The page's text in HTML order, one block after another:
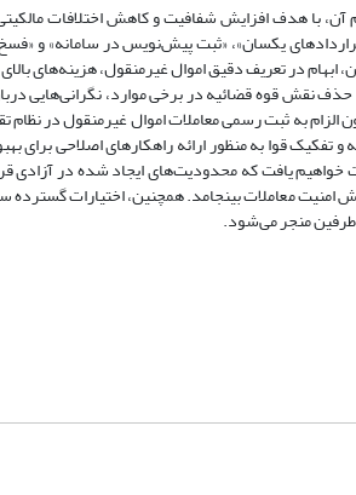
آن، با هدف افزایش شفافیت و کاهش اختلافات
یکسان»، «ثبت پیش‌نویس در سامانه»
در تعریف دقیق اموال غیرمنقول، هزینه‌های
نقش قوه قضائیه در برخی موارد، نگرانی‌هایی
به ثبت رسمی معاملات اموال غیرمنقول در نظام
و تفکیک قوا به منظور ارائه راهکارهای اصلاحی
خواهیم یافت که محدودیت‌های ایجاد شده در
معاملات بینجامد. همچنین، اختیارات
طرفین منجر می‌شود.